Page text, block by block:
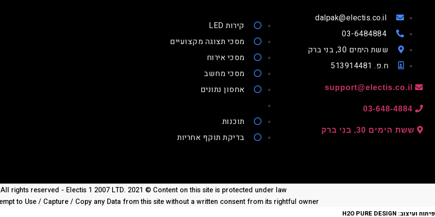
dalpak@electis.co.il
03-6484884
ששת הימים 30, בני ברק
ח.פ. 513914481
support@electis.co.il
03-648-4884
ששת הימים 30, בני ברק
קירות LED
מסכי תצוגה מקצועיים
מסכי אירוח
מסכי מחשב
אחסון נתונים
תוכנות
בדיקת תוקף אחריות
All rights reserved - Electis 1 2007 LTD. 2021 © Content on this site is protected under law
to Use / Capture / Copy any Data from this site without a written consent from its rightful owner
פיתוח ועיצוב: H2O PURE DESIGN